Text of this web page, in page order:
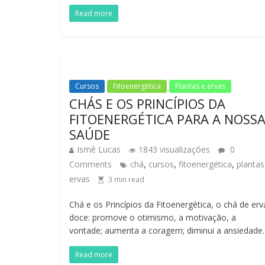
Read more
Cursos Fitoenergética Plantas e ervas
CHÁS E OS PRINCÍPIOS DA
FITOENERGÉTICA PARA A NOSSA
SAÚDE
Ismê Lucas 1843 visualizações
0
Comments
chá, cursos, fitoenergética,
ervas
3 min read
Chá e os Princípios da Fitoenergética, o chá de
doce: promove o otimismo, a motivação, a
vontade; aumenta a coragem; diminui a ansiedade.
Read more